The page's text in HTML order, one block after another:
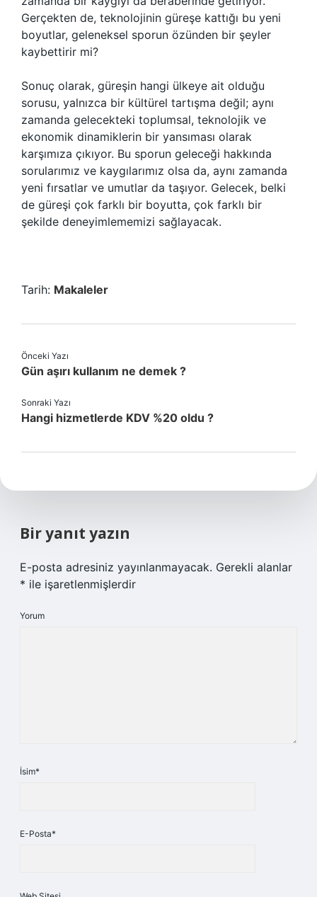
Gerçekten de, teknolojinin güreşe kattığı bu yeni
boyutlar, geleneksel sporun özünden bir şeyler
kaybettirir mi?
Sonuç olarak, güreşin hangi ülkeye ait olduğu
sorusu, yalnızca bir kültürel tartışma değil; aynı
zamanda gelecekteki toplumsal, teknolojik ve
ekonomik dinamiklerin bir yansıması olarak
karşımıza çıkıyor. Bu sporun geleceği hakkında
sorularımız ve kaygılarımız olsa da, aynı zamanda
yeni fırsatlar ve umutlar da taşıyor. Gelecek, belki
de güreşi çok farklı bir boyutta, çok farklı bir
şekilde deneyimlememizi sağlayacak.
Tarih: Makaleler
Önceki Yazı
Gün aşırı kullanım ne demek ?
Sonraki Yazı
Hangi hizmetlerde KDV %20 oldu ?
Bir yanıt yazın
E-posta adresiniz yayınlanmayacak. Gerekli alanlar
* ile işaretlenmişlerdir
Yorum
İsim*
E-Posta*